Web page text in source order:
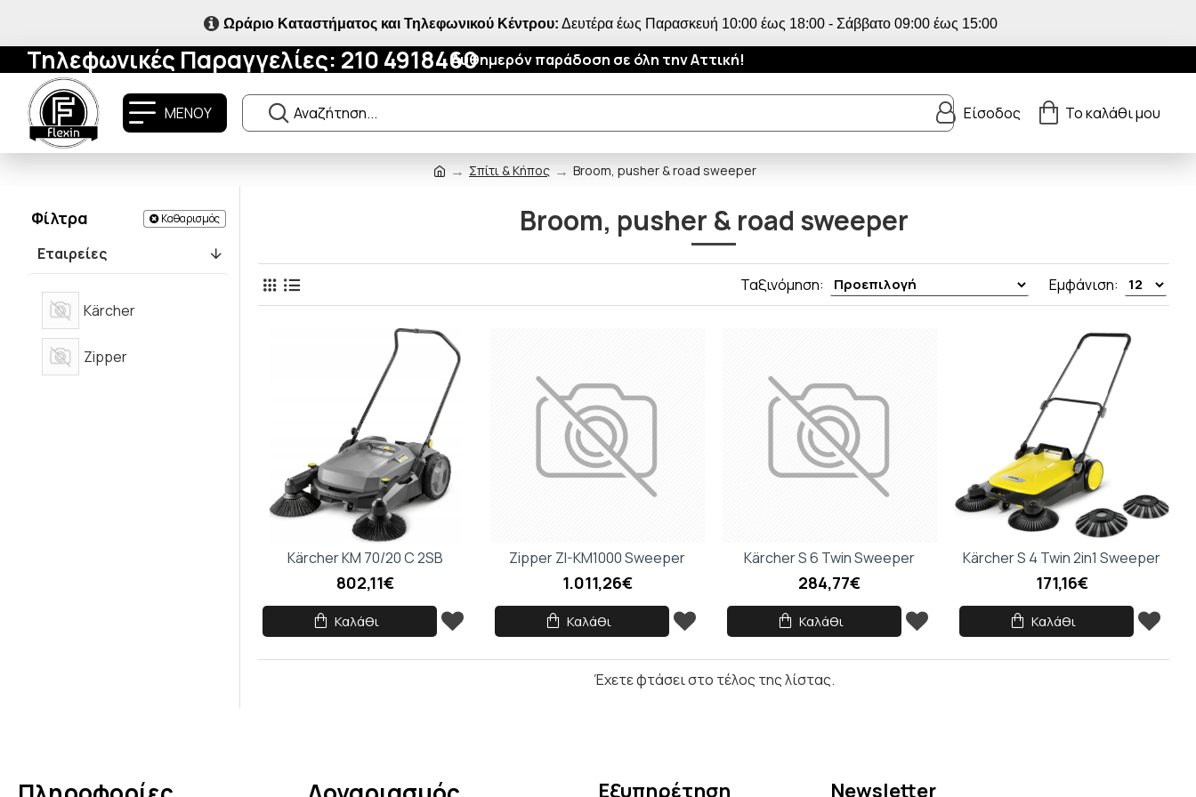
ΠΟΥ ΠΑΣ;
5% ΕΚΠΤΩΣΗ
Κάνε την πρώτη σου παραγγελία και κέρδισε
5% επιπλέον έκπτωση στο καλάθι σου με τον
Κάνε τώρα την αγορά σου!
Να μην εμφανιστεί ξανά
Ωράριο Καταστήματος και Τηλεφωνικού Κέντρου: Δευτέρα έως Παρασκευή 10:00 έως 18:00 - Σάββατο 09:00 έως 15:00
Τηλεφωνικές Παραγγελίες: 210 4918460Αυθημερόν παράδοση σε όλη την Αττική!
ΜΕΝΟΥ Είσοδος Το καλάθι μου
Σπίτι & Κήπος Broom, pusher & road sweeper
Φίλτρα Καθαρισμός
Εταιρείες
Kärcher
Zipper
Broom, pusher & road sweeper
Ταξινόμηση: Εμφάνιση:
Kärcher KM 70/20 C 2SB
802,11€
Καλάθι
Zipper ZI-KM1000 Sweeper
1.011,26€
Καλάθι
Kärcher S 6 Twin Sweeper
284,77€
Καλάθι
Kärcher S 4 Twin 2in1 Sweeper
171,16€
Καλάθι
Έχετε φτάσει στο τέλος της λίστας.
Εξυπηρέτηση Newsletter